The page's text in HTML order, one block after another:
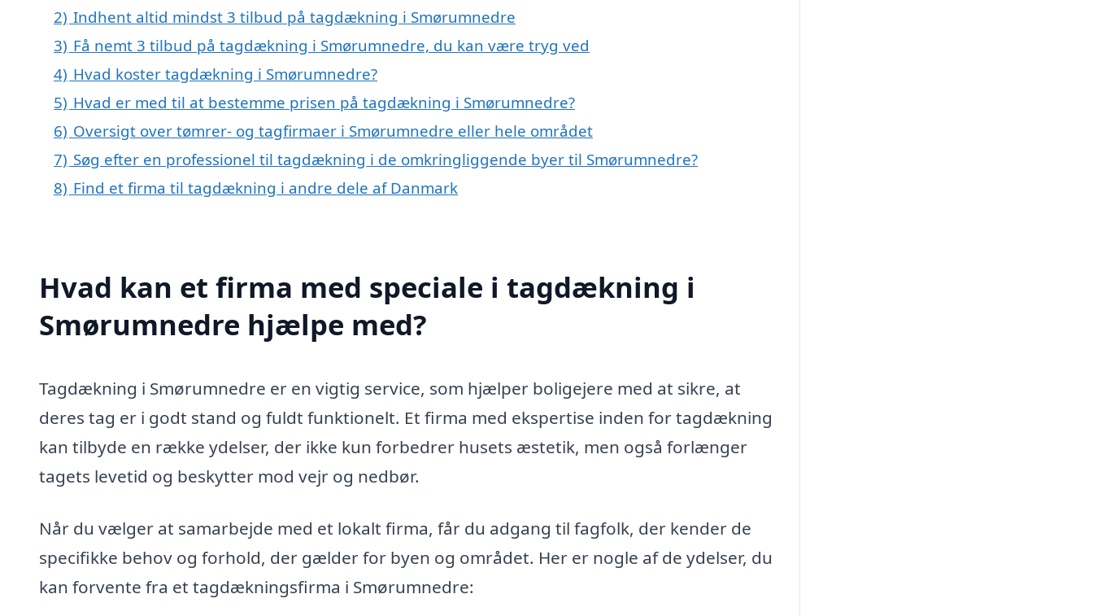
2) Indhent altid mindst 3 tilbud på tagdækning i Smørumnedre
3) Få nemt 3 tilbud på tagdækning i Smørumnedre, du kan være tryg ved
4) Hvad koster tagdækning i Smørumnedre?
5) Hvad er med til at bestemme prisen på tagdækning i Smørumnedre?
6) Oversigt over tømrer- og tagfirmaer i Smørumnedre eller hele området
7) Søg efter en professionel til tagdækning i de omkringliggende byer til Smørumnedre?
8) Find et firma til tagdækning i andre dele af Danmark
Hvad kan et firma med speciale i tagdækning i
Smørumnedre hjælpe med?
Tagdækning i Smørumnedre er en vigtig service, som hjælper boligejere med at sikre, at
deres tag er i godt stand og fuldt funktionelt. Et firma med ekspertise inden for tagdækning
kan tilbyde en række ydelser, der ikke kun forbedrer husets æstetik, men også forlænger
tagets levetid og beskytter mod vejr og nedbør.
Når du vælger at samarbejde med et lokalt firma, får du adgang til fagfolk, der kender de
specifikke behov og forhold, der gælder for byen og området. Her er nogle af de ydelser, du
kan forvente fra et tagdækningsfirma i Smørumnedre: